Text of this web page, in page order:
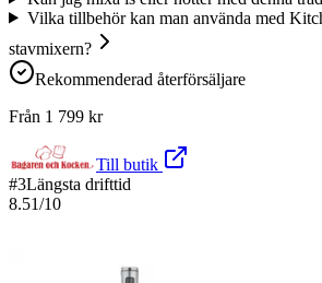
Vilka tillbehör kan man använda med
stavmixern?
Rekommenderad återförsäljare
Från 1 799 kr
Till butik
#3Längsta drifttid
8.51/10